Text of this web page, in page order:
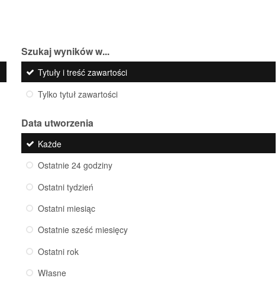
Szukaj wyników w...
Tytuły i treść zawartości
Tylko tytuł zawartości
Data utworzenia
Każde
Ostatnie 24 godziny
Ostatni tydzień
Ostatni miesiąc
Ostatnie sześć miesięcy
Ostatni rok
Własne